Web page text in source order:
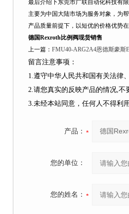
最后介绍下东莞市广联自动化科技有
主要为中国大陆市场为服务对象，为
产品质量前提下，以短优的价格优势
德国Rexroth比例阀现货销售
上一篇： FMU40-ARG2A4恩德斯豪斯
留言注意事项：
1.遵守中华人民共和国有关法律
2.请您真实的反映产品的情况,
3.未经本站同意，任何人不得利
产品：
您的单位：
您的姓名：